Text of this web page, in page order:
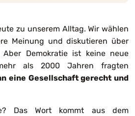
zu unserem Alltag. Wir wählen
Meinung und diskutieren über
Aber Demokratie ist keine neue
als 2000 Jahren fragten
eine Gesellschaft gerecht und
Das Wort kommt aus dem